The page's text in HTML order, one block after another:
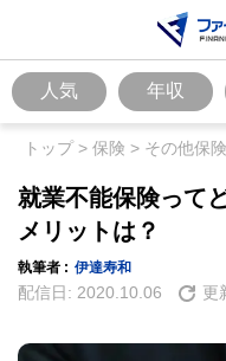
人気 年収
トップ> 保険 > その他保険
就業不能保険って
メリットは？
執筆者 : 伊達寿和
配信日: 2020.10.06 更